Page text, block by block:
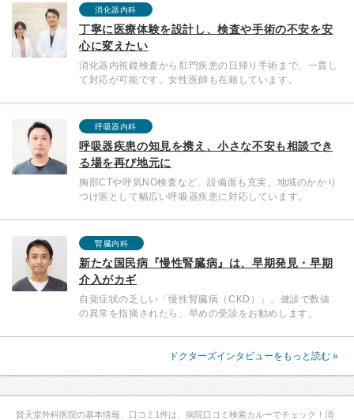
消化器内科
丁寧に医療体験を設計し、検査や手術の不安を安
心に変えたい
消化器内視鏡検査から肛門疾患の日帰り手術まで、一貫し
て対応が可能です。女性医師も在籍しています。
呼吸器内科
呼吸器疾患の知見を携え、小さな不安も相談でき
る場を再び地元に
胸部CTや呼気NO検査など、設備面も充実。地域のかかり
つけ医として幅広い呼吸器疾患に対応しています。
腎臓内科
新たな国民病『慢性腎臓病』は、早期発見・早期
介入がカギ
自覚症状の乏しい「慢性腎臓病（CKD）」。健診で数値
の異常を指摘されたら、早めの受診をお勧めします。
ドクターズインタビューをもっと読む »
賛天堂外科医院の基本情報、口コミ1件は、病院口コミ検索カルーでチェック！消